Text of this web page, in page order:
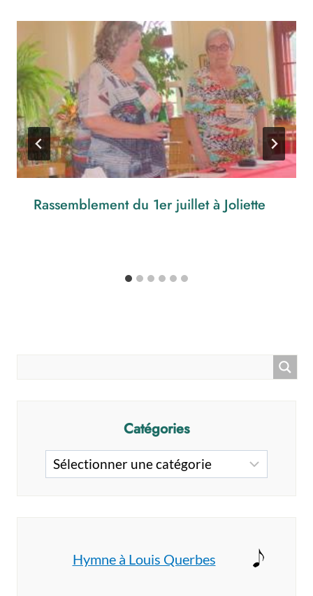
Rassemblement du 1er juillet à Joliette
Catégories
Catégories
Hymne à Louis Querbes